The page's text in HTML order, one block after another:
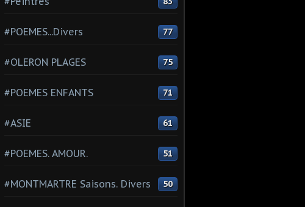
#POEMES...Divers 77
#OLERON PLAGES 75
#POEMES ENFANTS 71
#ASIE 61
#POEMES. AMOUR. 51
#MONTMARTRE Saisons. Divers 50